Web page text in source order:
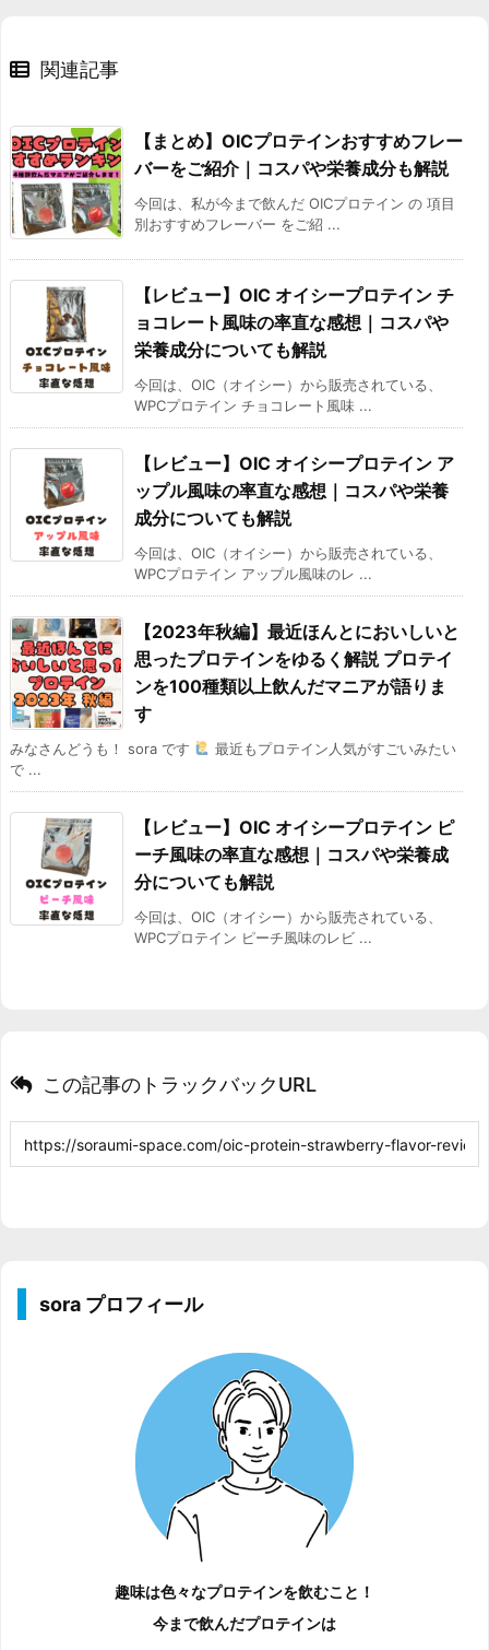
関連記事
【まとめ】OICプロテインおすすめフレー
バーをご紹介｜コスパや栄養成分も解説
今回は、私が今まで飲んだ OICプロテイン の 項目
別おすすめフレーバー をご紹 ...
【レビュー】OIC オイシープロテイン チ
ョコレート風味の率直な感想｜コスパや
栄養成分についても解説
今回は、OIC（オイシー）から販売されている、
WPCプロテイン チョコレート風味 ...
【レビュー】OIC オイシープロテイン ア
ップル風味の率直な感想｜コスパや栄養
成分についても解説
今回は、OIC（オイシー）から販売されている、
WPCプロテイン アップル風味のレ ...
【2023年秋編】最近ほんとにおいしいと
思ったプロテインをゆるく解説 プロテイ
ンを100種類以上飲んだマニアが語りま
す
みなさんどうも！ sora です
最近もプロテイン人気がすごいみたい
で ...
【レビュー】OIC オイシープロテイン ピ
ーチ風味の率直な感想｜コスパや栄養成
分についても解説
今回は、OIC（オイシー）から販売されている、
WPCプロテイン ピーチ風味のレビ ...
この記事のトラックバックURL
sora プロフィール
趣味は色々なプロテインを飲むこと！
今まで飲んだプロテインは